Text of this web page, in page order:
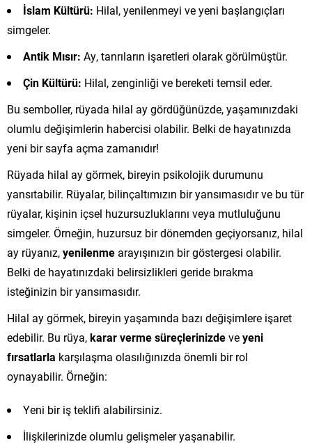
İslam Kültürü: Hilal, yenilenmeyi ve yeni başlangıçları
simgeler.
Antik Mısır: Ay, tanrıların işaretleri olarak görülmüştür.
Çin Kültürü: Hilal, zenginliği ve bereketi temsil eder.
Bu semboller, rüyada hilal ay gördüğünüzde, yaşamınızdaki
olumlu değişimlerin habercisi olabilir. Belki de hayatınızda
yeni bir sayfa açma zamanıdır!
Rüyada hilal ay görmek, bireyin psikolojik durumunu
yansıtabilir. Rüyalar, bilinçaltımızın bir yansımasıdır ve bu tür
rüyalar, kişinin içsel huzursuzluklarını veya mutluluğunu
simgeler. Örneğin, huzursuz bir dönemden geçiyorsanız, hilal
ay rüyanız,yenilenme arayışınızın bir göstergesi olabilir.
Belki de hayatınızdaki belirsizlikleri geride bırakma
isteğinizin bir yansımasıdır.
Hilal ay görmek, bireyin yaşamında bazı değişimlere işaret
edebilir. Bu rüya,karar verme süreçlerinizdeveyeni
fırsatlarla karşılaşma olasılığınızda önemli bir rol
oynayabilir. Örneğin:
Yeni bir iş teklifi alabilirsiniz.
İlişkilerinizde olumlu gelişmeler yaşanabilir.